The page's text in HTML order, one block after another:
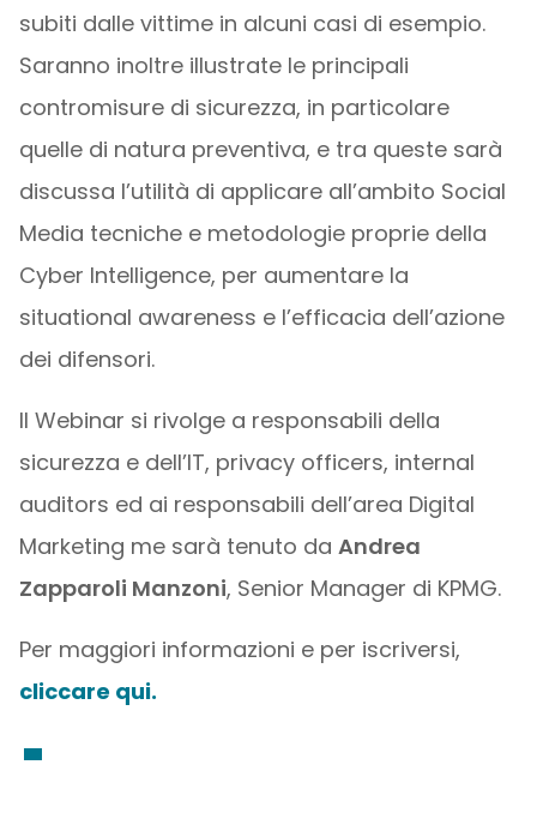
subiti dalle vittime in alcuni casi di esempio.
Saranno inoltre illustrate le principali
contromisure di sicurezza, in particolare
quelle di natura preventiva, e tra queste sarà
discussa l’utilità di applicare all’ambito Social
Media tecniche e metodologie proprie della
Cyber Intelligence, per aumentare la
situational awareness e l’efficacia dell’azione
dei difensori.
Il Webinar si rivolge a responsabili della
sicurezza e dell’IT, privacy officers, internal
auditors ed ai responsabili dell’area Digital
Marketing me sarà tenuto da Andrea
Zapparoli Manzoni, Senior Manager di KPMG.
Per maggiori informazioni e per iscriversi,
cliccare qui.